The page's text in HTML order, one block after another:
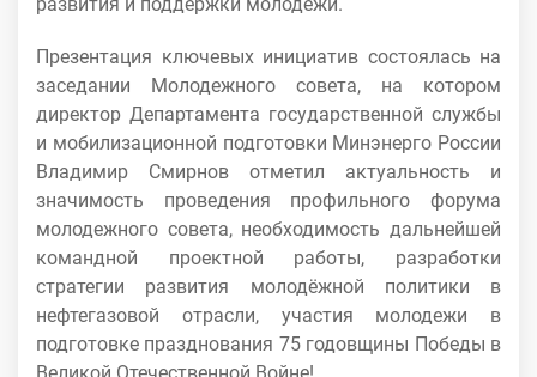
Презентация ключевых инициатив состоялась на
заседании Молодежного совета, на котором
директор Департамента государственной службы
и мобилизационной подготовки Минэнерго России
Владимир Смирнов отметил актуальность и
значимость проведения профильного форума
молодежного совета, необходимость дальнейшей
командной проектной работы, разработки
стратегии развития молодёжной политики в
нефтегазовой отрасли, участия молодежи в
подготовке празднования 75 годовщины Победы в